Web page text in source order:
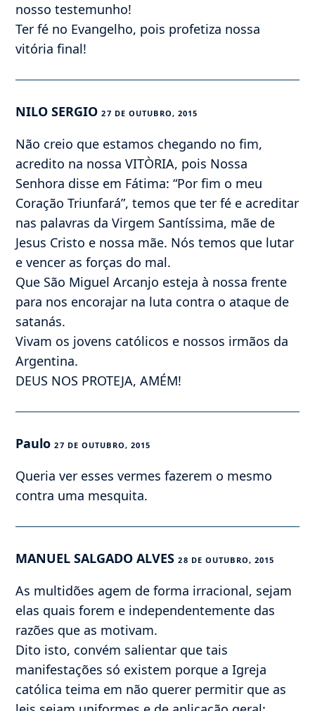
nosso testemunho!
Ter fé no Evangelho, pois profetiza nossa
vitória final!
NILO SERGIO27 DE OUTUBRO, 2015
Não creio que estamos chegando no fim,
acredito na nossa VITÒRIA, pois Nossa
Senhora disse em Fátima: “Por fim o meu
Coração Triunfará”, temos que ter fé e acreditar
nas palavras da Virgem Santíssima, mãe de
Jesus Cristo e nossa mãe. Nós temos que lutar
e vencer as forças do mal.
Que São Miguel Arcanjo esteja à nossa frente
para nos encorajar na luta contra o ataque de
satanás.
Vivam os jovens católicos e nossos irmãos da
Argentina.
DEUS NOS PROTEJA, AMÉM!
Paulo27 DE OUTUBRO, 2015
Queria ver esses vermes fazerem o mesmo
contra uma mesquita.
MANUEL SALGADO ALVES28 DE OUTUBRO, 2015
As multidões agem de forma irracional, sejam
elas quais forem e independentemente das
razões que as motivam.
Dito isto, convém salientar que tais
manifestações só existem porque a Igreja
católica teima em não querer permitir que as